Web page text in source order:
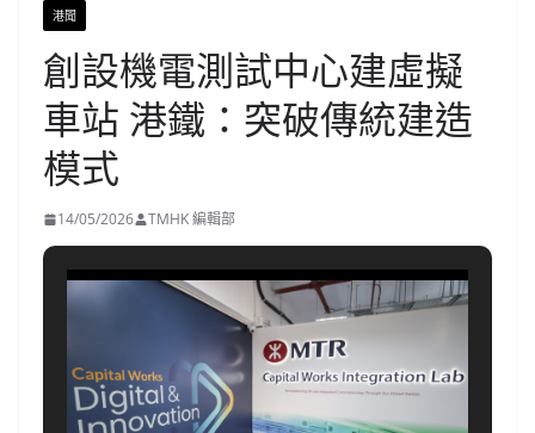
港聞
創設機電測試中心建虛擬
車站 港鐵：突破傳統建造
模式
14/05/2026 TMHK 編輯部